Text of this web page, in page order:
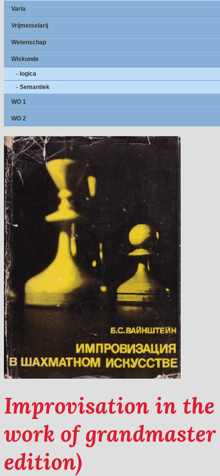
Varia
Vrijmetselarij
Wetenschap
Wiskunde
- logica
- Semantiek
WO 1
WO 2
Improvisation in the
work of
edition)